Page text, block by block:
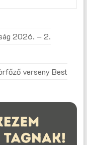
2026. – 2.
verseny Best